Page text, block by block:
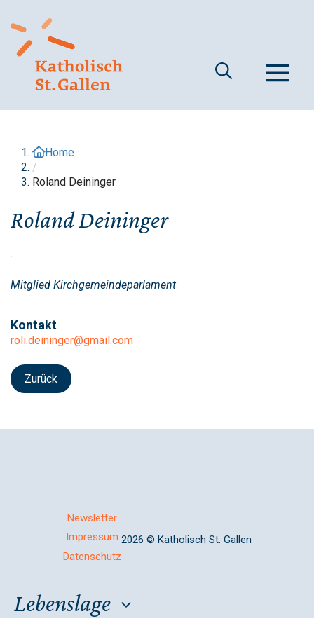
zum
Inhalt
Home
/
Roland Deininger
Roland Deininger
Mitglied Kirchgemeindeparlament
Kontakt
roli.deininger@gmail.com
Zurück
Newsletter
Impressum
Datenschutz
2026 © Katholisch St. Gallen
Lebenslage